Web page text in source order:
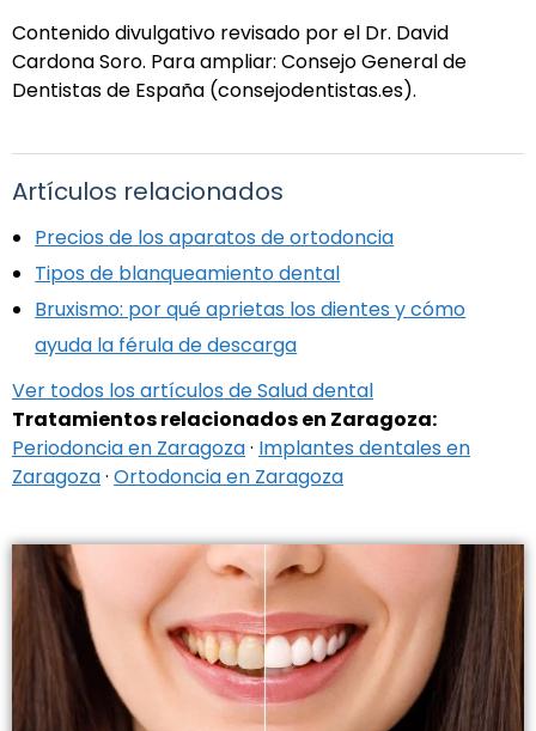
Contenido divulgativo revisado por el Dr. David
Cardona Soro. Para ampliar: Consejo General de
Dentistas de España (consejodentistas.es).
Artículos relacionados
Precios de los aparatos de ortodoncia
Tipos de blanqueamiento dental
Bruxismo: por qué aprietas los dientes y cómo
ayuda la férula de descarga
Ver todos los artículos de Salud dental
Tratamientos relacionados en Zaragoza:
Periodoncia en Zaragoza· Implantes dentales en
Zaragoza· Ortodoncia en Zaragoza